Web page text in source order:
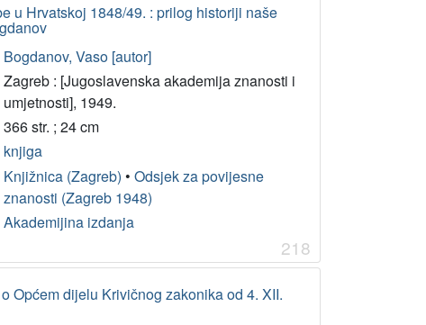
u Hrvatskoj 1848/49. : prilog historiji naše
Bogdanov, Vaso [autor]
Zagreb : [Jugoslavenska akademija znanosti i
umjetnosti], 1949.
366 str. ; 24 cm
knjiga
Knjižnica (Zagreb) • Odsjek za povijesne
znanosti (Zagreb 1948)
Akademijina izdanja
218
Općem dijelu Krivičnog zakonika od 4. XII.